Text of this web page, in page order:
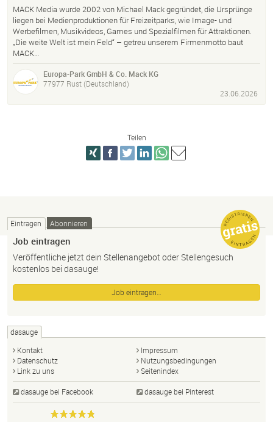
MACK Media wurde 2002 von Michael Mack gegründet, die Ursprünge
liegen bei Medienproduktionen für Freizeitparks, wie Image- und
Werbefilmen, Musikvideos, Games und Spezialfilmen für Attraktionen.
„Die weite Welt ist mein Feld“ – getreu unserem Firmenmotto baut
MACK…
Europa-Park GmbH & Co. Mack KG
77977 Rust (Deutschland)
23.06.2026
Teilen
Eintragen Abonnieren
Job eintragen
Veröffentliche jetzt dein Stellenangebot oder Stellengesuch
kostenlos bei dasauge!
Job eintragen…
dasauge
Kontakt
Impressum
Datenschutz
Nutzungsbedingungen
Link zu uns
Seitenindex
dasauge bei Facebook dasauge bei Pinterest